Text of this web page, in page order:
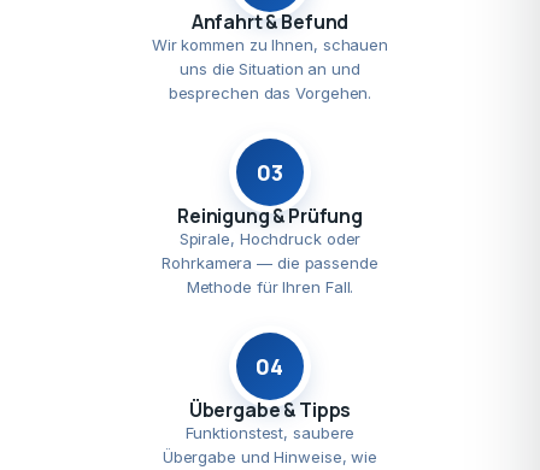
Anfahrt & Befund
Wir kommen zu Ihnen, schauen
uns die Situation an und
besprechen das Vorgehen.
03
Reinigung & Prüfung
Spirale, Hochdruck oder
Rohrkamera — die passende
Methode für Ihren Fall.
04
Übergabe & Tipps
Funktionstest, saubere
Übergabe und Hinweise, wie